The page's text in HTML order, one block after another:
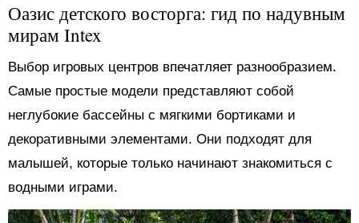
Оазис детского восторга: гид по надувным
мирам Intex
Выбор игровых центров впечатляет разнообразием.
Самые простые модели представляют собой
неглубокие бассейны с мягкими бортиками и
декоративными элементами. Они подходят для
малышей, которые только начинают знакомиться с
водными играми.